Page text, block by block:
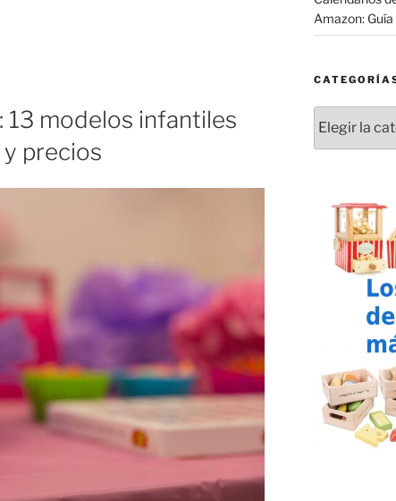
13 modelos infantiles
precios
Amazon: